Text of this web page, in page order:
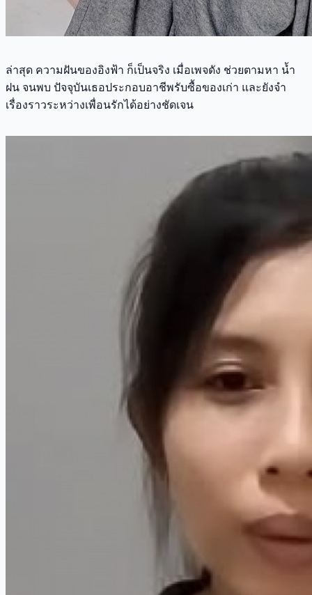
ล่าสุด ความฝันของอิงฟ้า ก็เป็นจริง เมื่อเพจดัง ช่วยตามหา น้ำ
ฝน จนพบ ปัจจุบันเธอประกอบอาชีพรับซื้อของเก่า และยังจำ
เรื่องราวระหว่างเพื่อนรักได้อย่างชัดเจน